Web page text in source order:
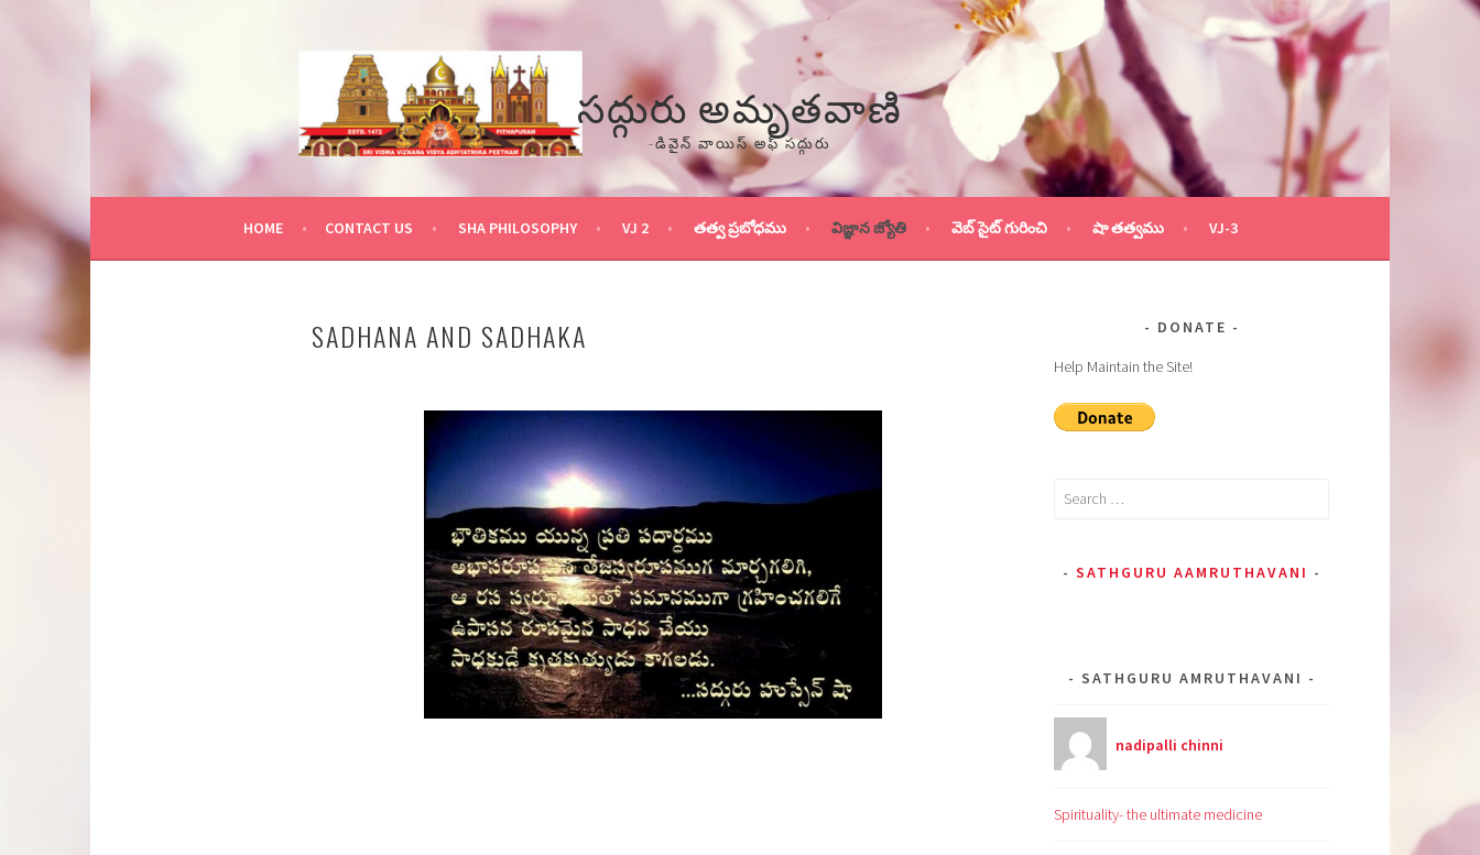
సద్గురు అమృతవాణి
-డివైన్ వాయిస్ అఫ్ సద్గురు
HOME CONTACT US SHA PHILOSOPHY VJ 2 తత్వ ప్రబోధము విజ్ఞాన జ్యోతి వెబ్ సైట్ గురించి షా తత్వము VJ-3
SADHANA AND SADHAKA
DONATE
Help Maintain the Site!
Search
SATHGURU AAMRUTHAVANI
SATHGURU AMRUTHAVANI
nadipalli chinni
Spirituality- the ultimate medicine